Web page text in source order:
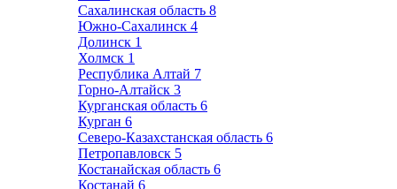
Сахалинская область 8
Южно-Сахалинск 4
Долинск 1
Холмск 1
Республика Алтай 7
Горно-Алтайск 3
Курганская область 6
Курган 6
Северо-Казахстанская область 6
Петропавловск 5
Костанайская область 6
Костанай 6